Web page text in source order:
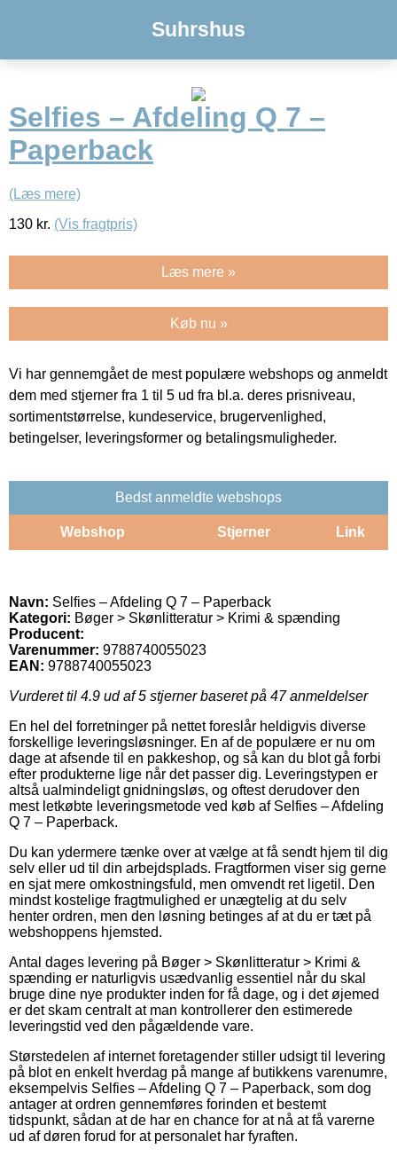
Suhrshus
Selfies – Afdeling Q 7 –
Paperback
(Læs mere)
130 kr. (Vis fragtpris)
Læs mere »
Køb nu »
Vi har gennemgået de mest populære webshops og anmeldt
dem med stjerner fra 1 til 5 ud fra bl.a. deres prisniveau,
sortimentstørrelse, kundeservice, brugervenlighed,
betingelser, leveringsformer og betalingsmuligheder.
Bedst anmeldte webshops
Webshop Stjerner Link
Navn: Selfies – Afdeling Q 7 – Paperback
Kategori: Bøger > Skønlitteratur > Krimi & spænding
Producent:
Varenummer: 9788740055023
EAN: 9788740055023
Vurderet til 4.9 ud af 5 stjerner baseret på 47anmeldelser
En hel del forretninger på nettet foreslår heldigvis diverse
forskellige leveringsløsninger. En af de populære er nu om
dage at afsende til en pakkeshop, og så kan du blot gå forbi
efter produkterne lige når det passer dig. Leveringstypen er
altså ualmindeligt gnidningsløs, og oftest derudover den
mest letkøbte leveringsmetode ved køb af Selfies – Afdeling
Q 7 – Paperback.
Du kan ydermere tænke over at vælge at få sendt hjem til dig
selv eller ud til din arbejdsplads. Fragtformen viser sig gerne
en sjat mere omkostningsfuld, men omvendt ret ligetil. Den
mindst kostelige fragtmulighed er unægtelig at du selv
henter ordren, men den løsning betinges af at du er tæt på
webshoppens hjemsted.
Antal dages levering på Bøger > Skønlitteratur > Krimi &
spænding er naturligvis usædvanlig essentiel når du skal
bruge dine nye produkter inden for få dage, og i det øjemed
er det skam centralt at man kontrollerer den estimerede
leveringstid ved den pågældende vare.
Størstedelen af internet foretagender stiller udsigt til levering
på blot en enkelt hverdag på mange af butikkens varenumre,
eksempelvis Selfies – Afdeling Q 7 – Paperback, som dog
antager at ordren gennemføres forinden et bestemt
tidspunkt, sådan at de har en chance for at nå at få varerne
ud af døren forud for at personalet har fyraften.